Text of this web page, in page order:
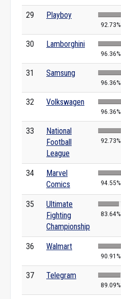
29 Playboy
92.73%
30 Lamborghini
96.36%
31 Samsung
96.36%
32 Volkswagen
96.36%
33
National
Football
League
92.73%
34
Marvel
Comics
94.55%
35
Ultimate
Fighting
Championship
83.64%
36 Walmart
90.91%
37 Telegram
89.09%